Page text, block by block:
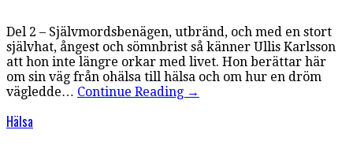
Del 2 – Självmordsbenägen, utbränd, och med en stort
självhat, ångest och sömnbrist så känner Ullis Karlsson
att hon inte längre orkar med livet. Hon berättar här
om sin väg från ohälsa till hälsa och om hur en dröm
vägledde… Continue Reading →
Hälsa